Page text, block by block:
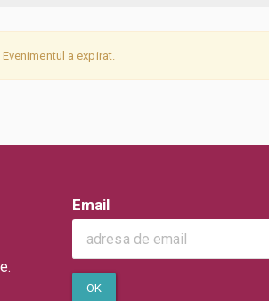
Evenimentul a expirat.
Email
OK